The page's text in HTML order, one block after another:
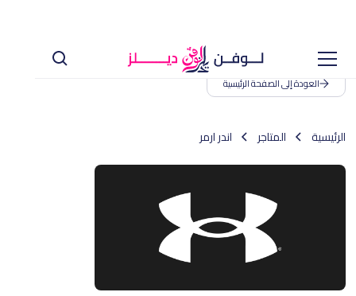
العودة إلى الصفحة الرئيسية
الرئيسية المتاجر اندر ارمر